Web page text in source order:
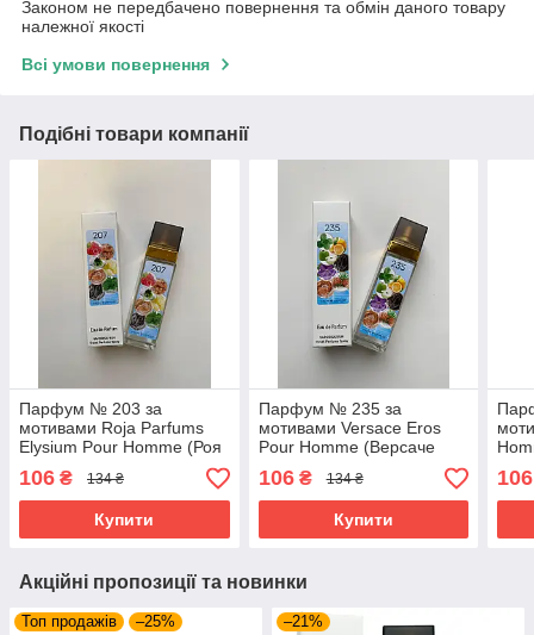
Законом не передбачено повернення та обмін даного товару
належної якості
Всі умови повернення
Подібні товари компанії
Парфум № 203 за
мотивами Roja Parfums
Elysium Pour Homme (Роя
Елісіум пур хом) 40 мл
ОПТ
106 ₴ 134 ₴
Купити
Парфум № 235 за
мотивами Versace Eros
Pour Homme (Версаче
Ерос Пур Хом) 40 мл ОПТ
106₴ 134 ₴
Купити
106
Акційні пропозиції та новинки
Топ продажів –25% –21%